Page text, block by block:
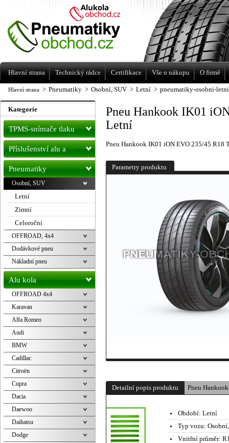
Hlavní strana > Pneumatiky > Osobní, SUV > Letní > pneumatiky-osobni-
Pneu Hankook IK01
Letní
Pneu Hankook IK01 iON EVO 235/45 R18
Parametry produktu
Detailní popis produktu Pneu
Období: Letní
Typ vozu:
Vnitřní průměr:
Kategorie
TPMS-snímače tlaku
Příslušenství alu a
pneu
Pneumatiky
Osobní, SUV
Letní
Zimní
Celoroční
OFFROAD, 4x4
Dodávkové pneu
Nákladní pneu
Alu kola
OFFROAD 4x4
Karavan
Alfa Romeo
Audi
BMW
Cadillac
Citroën
Cupra
Dacia
Daewoo
Daihatsu
Dodge
Levné pneumatiky letní, zimní, Alu kola
a litá kola Racing Line
Hlavní strana Technický rádce Certifikace Vše o nákupu O firmě